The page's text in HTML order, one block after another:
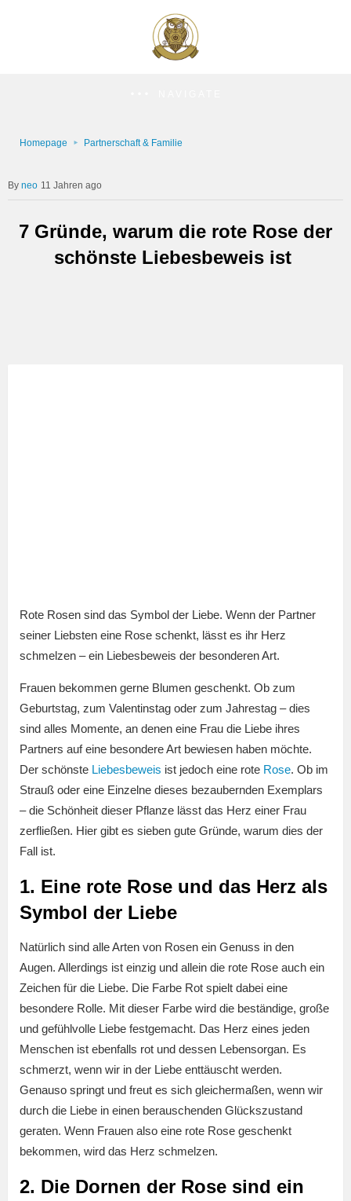
Homepage Partnerschaft & Familie
neo 11 Jahren ago
7 Gründe, warum die rote Rose der
schönste Liebesbeweis ist
Rote Rosen sind das Symbol der Liebe. Wenn der Partner
seiner Liebsten eine Rose schenkt, lässt es ihr Herz
schmelzen – ein Liebesbeweis der besonderen Art.
Frauen bekommen gerne Blumen geschenkt. Ob zum
Geburtstag, zum Valentinstag oder zum Jahrestag – dies
sind alles Momente, an denen eine Frau die Liebe ihres
Partners auf eine besondere Art bewiesen haben möchte.
Der schönste Liebesbeweis ist jedoch eine rote Rose. Ob im
Strauß oder eine Einzelne dieses bezaubernden Exemplars
– die Schönheit dieser Pflanze lässt das Herz einer Frau
zerfließen. Hier gibt es sieben gute Gründe, warum dies der
Fall ist.
1. Eine rote Rose und das Herz als
Symbol der Liebe
Natürlich sind alle Arten von Rosen ein Genuss in den
Augen. Allerdings ist einzig und allein die rote Rose auch ein
Zeichen für die Liebe. Die Farbe Rot spielt dabei eine
besondere Rolle. Mit dieser Farbe wird die beständige, große
und gefühlvolle Liebe festgemacht. Das Herz eines jeden
Menschen ist ebenfalls rot und dessen Lebensorgan. Es
schmerzt, wenn wir in der Liebe enttäuscht werden.
Genauso springt und freut es sich gleichermaßen, wenn wir
durch die Liebe in einen berauschenden Glückszustand
geraten. Wenn Frauen also eine rote Rose geschenkt
bekommen, wird das Herz schmelzen.
2. Die Dornen der Rose sind ein